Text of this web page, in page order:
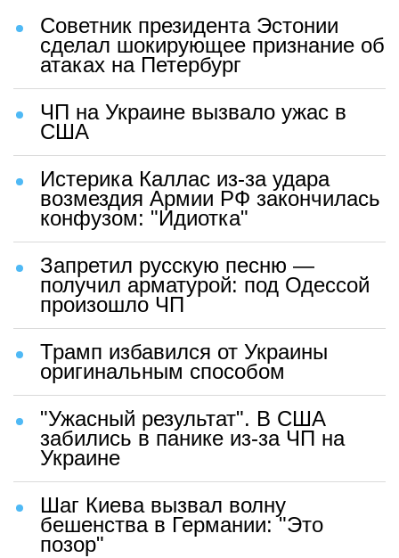
Советник президента Эстонии
сделал шокирующее признание об
атаках на Петербург
ЧП на Украине вызвало ужас в
США
Истерика Каллас из-за удара
возмездия Армии РФ закончилась
конфузом: "Идиотка"
Запретил русскую песню —
получил арматурой: под Одессой
произошло ЧП
Трамп избавился от Украины
оригинальным способом
"Ужасный результат". В США
забились в панике из-за ЧП на
Украине
Шаг Киева вызвал волну
бешенства в Германии: "Это
позор"